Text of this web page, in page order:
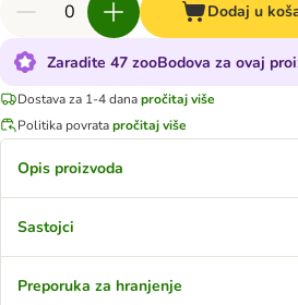
Dodaj u
Zaradite 47 zooBodova za ovaj
Dostava za 1-4 danapročitaj više
Politika povratapročitaj više
Opis proizvoda
Sastojci
Preporuka za hranjenje